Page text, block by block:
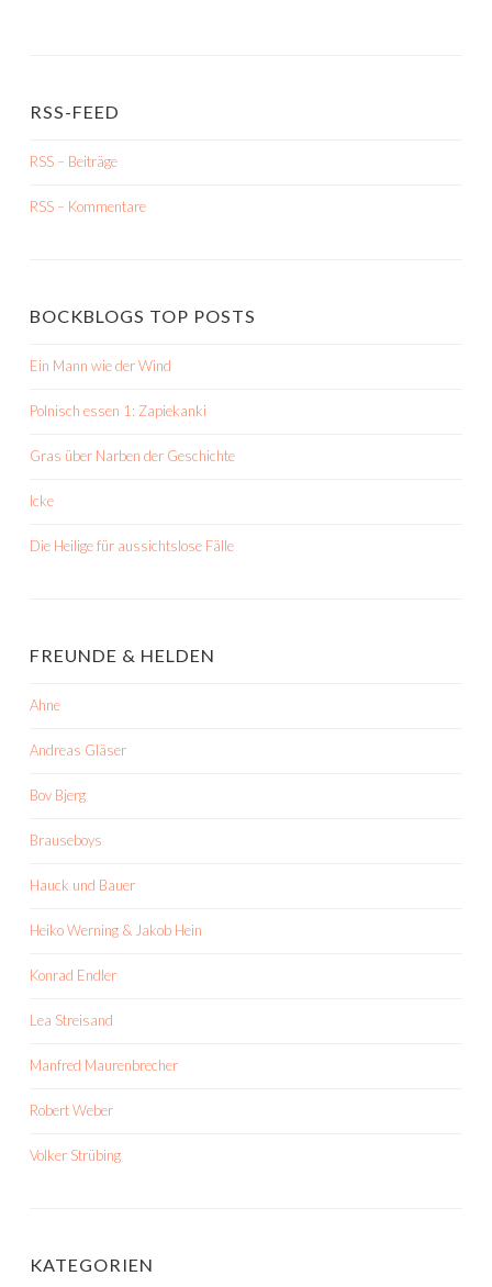
RSS-FEED
RSS – Beiträge
RSS – Kommentare
BOCKBLOGS TOP POSTS
Ein Mann wie der Wind
Polnisch essen 1: Zapiekanki
Gras über Narben der Geschichte
Icke
Die Heilige für aussichtslose Fälle
FREUNDE & HELDEN
Ahne
Andreas Gläser
Bov Bjerg
Brauseboys
Hauck und Bauer
Heiko Werning & Jakob Hein
Konrad Endler
Lea Streisand
Manfred Maurenbrecher
Robert Weber
Volker Strübing
KATEGORIEN